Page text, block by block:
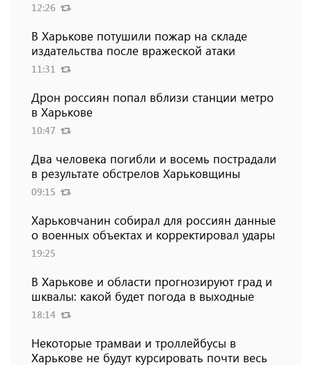
12:26
В Харькове потушили пожар на складе
издательства после вражеской атаки
11:31
Дрон россиян попал вблизи станции метро
в Харькове
10:47
Два человека погибли и восемь пострадали
в результате обстрелов Харьковщины
09:15
Харьковчанин собирал для россиян данные
о военных объектах и ​​корректировал удары
19:25
В Харькове и области прогнозируют град и
шквалы: какой будет погода в выходные
18:14
Некоторые трамваи и троллейбусы в
Харькове не будут курсировать почти весь